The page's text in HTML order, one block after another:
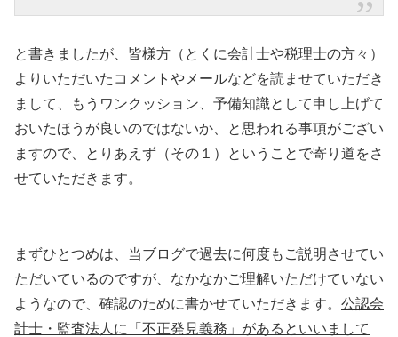
と書きましたが、皆様方（とくに会計士や税理士の方々）
よりいただいたコメントやメールなどを読ませていただき
まして、もうワンクッション、予備知識として申し上げて
おいたほうが良いのではないか、と思われる事項がござい
ますので、とりあえず（その１）ということで寄り道をさ
せていただきます。
まずひとつめは、当ブログで過去に何度もご説明させてい
ただいているのですが、なかなかご理解いただけていない
ようなので、確認のために書かせていただきます。 公認会
計士・監査法人に「不正発見義務」があるといいまして